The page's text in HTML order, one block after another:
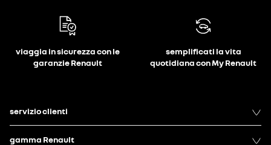
viaggia in sicurezza con le
garanzie Renault
semplificati la vita
quotidiana con My Renault
servizio clienti
gamma Renault